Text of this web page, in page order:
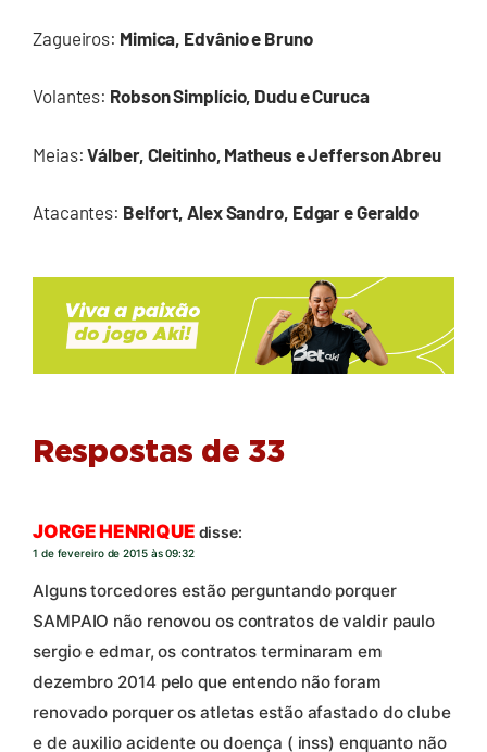
Zagueiros: Mimica, Edvânio e Bruno
Volantes: Robson Simplício, Dudu e Curuca
Meias:Válber, Cleitinho, Matheus e Jefferson Abreu
Atacantes: Belfort, Alex Sandro, Edgar e Geraldo
Respostas de 33
JORGE HENRIQUE disse:
1 de fevereiro de 2015 às 09:32
Alguns torcedores estão perguntando porquer
SAMPAIO não renovou os contratos de valdir paulo
sergio e edmar, os contratos terminaram em
dezembro 2014 pelo que entendo não foram
renovado porquer os atletas estão afastado do clube
e de auxilio acidente ou doença ( inss) enquanto não